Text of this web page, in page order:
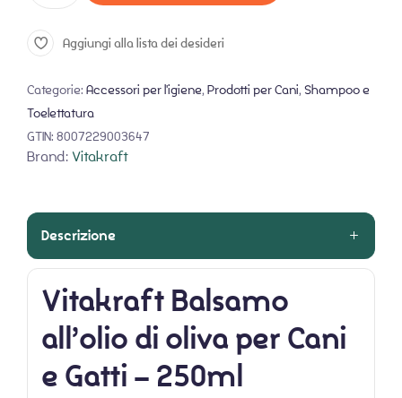
Aggiungi alla lista dei desideri
Categorie: Accessori per l'igiene, Prodotti per Cani, Shampoo e
Toelettatura
GTIN: 8007229003647
Brand:Vitakraft
Descrizione
Vitakraft Balsamo
all’olio di oliva per Cani
e Gatti – 250ml